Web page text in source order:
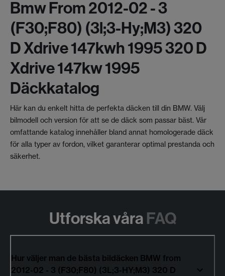
Bmw From 2012-02 - 3
(f30;f80) (3l;3-Hy;m3) 320
D Xdrive 147kwh 1995 320 D
Xdrive 147kw 1995
Däckkatalog
Här kan du enkelt hitta de perfekta däcken till din BMW. Välj
bilmodell och version för att se de däck som passar bäst. Vår
omfattande katalog innehåller bland annat homologerade däck
för alla typer av fordon, vilket garanterar optimal prestanda och
säkerhet.
Utforska våra FAQ
Hur väljer man de bästa bildäcken BMW from
2012-02 - 3 (F30;F80) (3L;3-HY;M3) 320 D